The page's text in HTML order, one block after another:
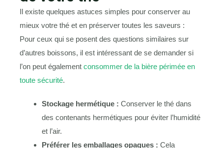
Il existe quelques astuces simples pour conserver au
mieux votre thé et en préserver toutes les saveurs :
Pour ceux qui se posent des questions similaires sur
d’autres boissons, il est intéressant de se demander si
l’on peut également consommer de la bière périmée en
toute sécurité.
Stockage hermétique : Conserver le thé dans
des contenants hermétiques pour éviter l’humidité
et l’air.
Préférer les emballages opaques : Cela